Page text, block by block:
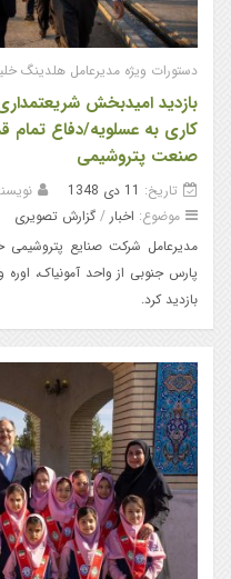
دستورات ویژه مدیرعامل هلدینگ
بازدید امیدبخش
کاری به عسلویه/دفاع تمام
صنعت پتروشیمی
تاریخ: 11 دی 1348
موضوع: اخبار / گزارش تصویری
مدیرعامل شرکت صنایع
پارس جنوبی از واحد آمونیاک،
بازدید کرد.